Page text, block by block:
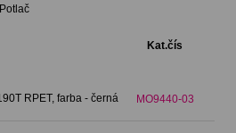
Potlač
Kat.čís
MO9440-03